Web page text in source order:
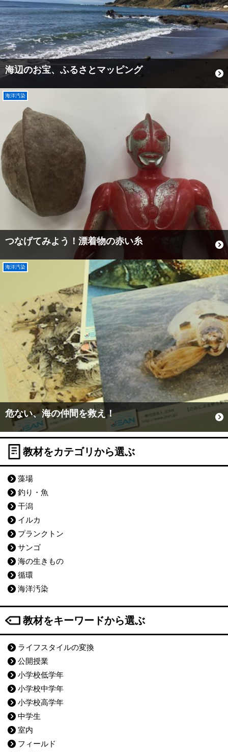
海辺のお宝、ふるさとマッピング
つなげてみよう！漂着物の赤い糸
海洋汚染
危ない、海の仲間を救え！
海洋汚染
教材をカテゴリから選ぶ
藻場
釣り・魚
干潟
イルカ
プランクトン
サンゴ
海の生きもの
循環
海洋汚染
教材をキーワードから選ぶ
ライフスタイルの変換
公開授業
小学校低学年
小学校中学年
小学校高学年
中学生
室内
フィールド